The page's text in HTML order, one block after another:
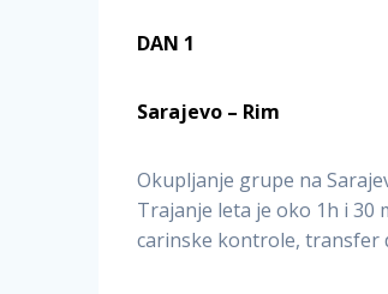
DAN 1
Sarajevo – Rim
Okupljanje grupe na
Trajanje leta je oko 1h i 30
carinske kontrole, transfer